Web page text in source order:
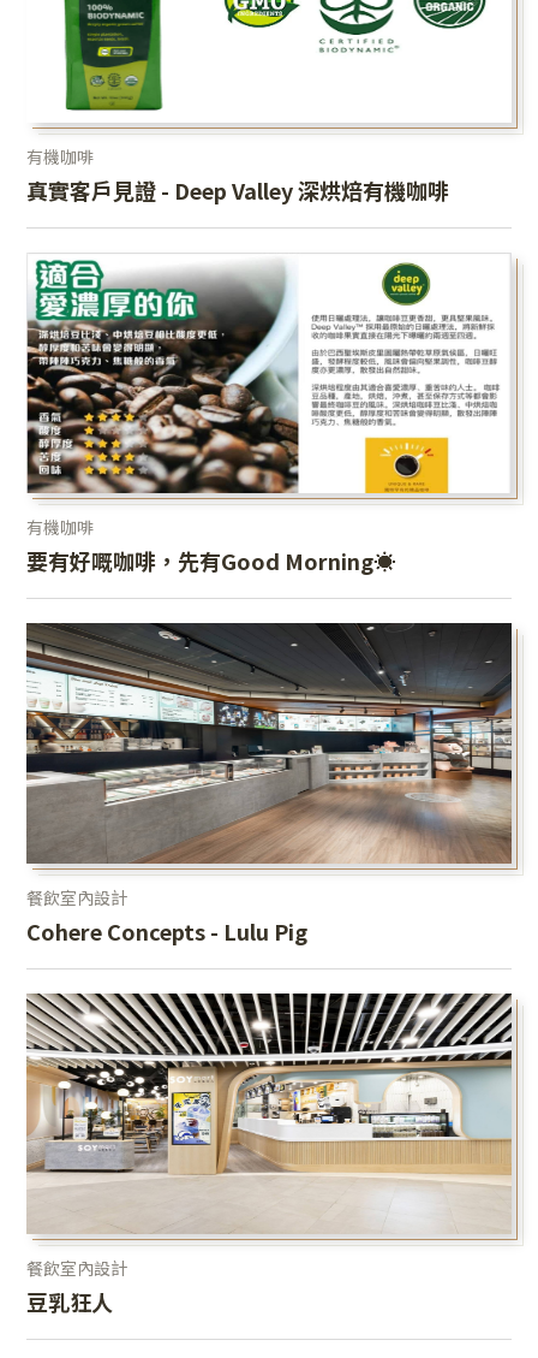
有機咖啡
真實客戶見證 - Deep Valley 深烘焙有機咖啡
有機咖啡
要有好嘅咖啡，先有Good Morning☀️
餐飲室內設計
Cohere Concepts - Lulu Pig
餐飲室內設計
豆乳狂人